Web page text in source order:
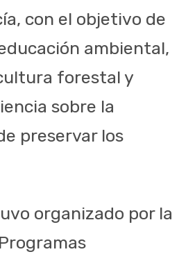
con el objetivo de
ambiental,
forestal y
sobre la
preservar los
organizado por la